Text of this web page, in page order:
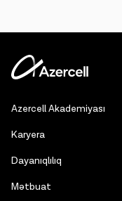
Azercell Akademiyası
Karyera
Dayanıqlılıq
Mətbuat